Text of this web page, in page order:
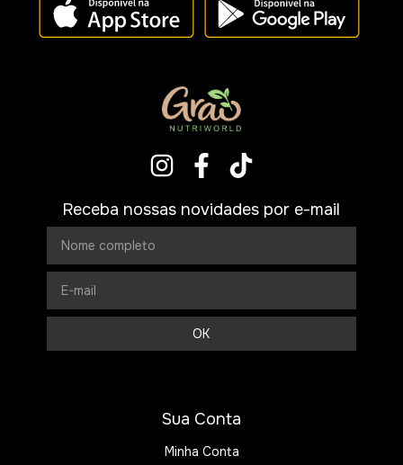
Receba nossas novidades por e-mail
Sua Conta
Minha Conta